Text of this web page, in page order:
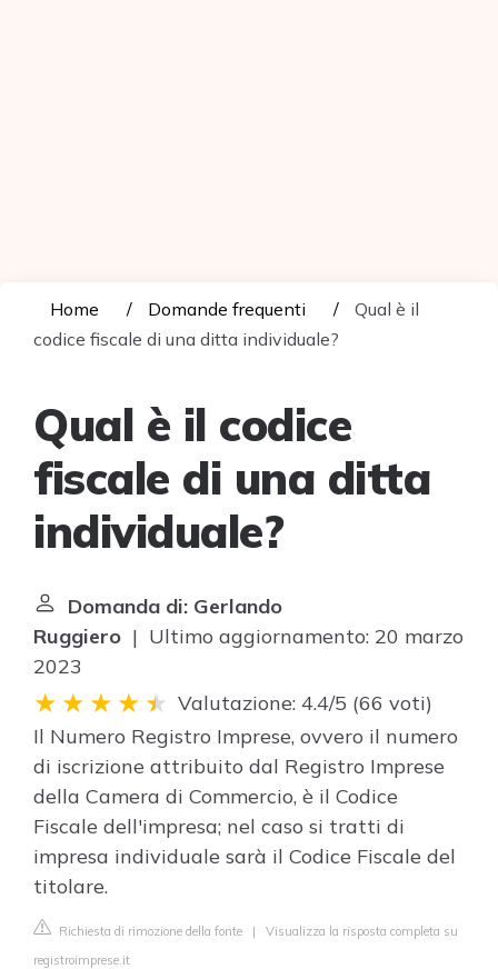
Home Domande frequenti
Qual è il
codice fiscale di una ditta individuale?
Qual è il codice
fiscale di una ditta
individuale?
Domanda di: Gerlando
Ruggiero | Ultimo aggiornamento: 20 marzo
2023
Valutazione: 4.4/5 (66 voti)
Il Numero Registro Imprese, ovvero il numero
di iscrizione attribuito dal Registro Imprese
della Camera di Commercio, è il Codice
Fiscale dell'impresa; nel caso si tratti di
impresa individuale sarà il Codice Fiscale del
titolare.
Richiesta di rimozione della fonte | Visualizza la risposta completa su
registroimprese.it